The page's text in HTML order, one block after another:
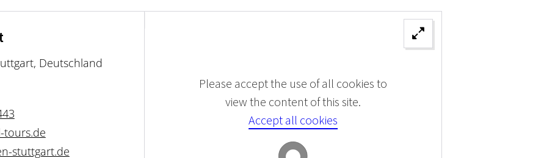
Deutschland
tours.de
stuttgart.de
Please accept the use of all cookies to
view the content of this site.
Accept all cookies